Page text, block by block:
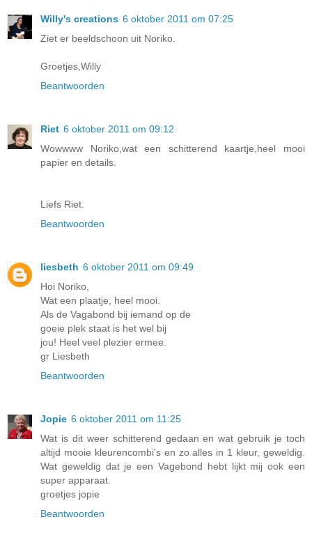
Willy's creations 6 oktober 2011 om 07:25
Ziet er beeldschoon uit Noriko.
Groetjes,Willy
Beantwoorden
Riet 6 oktober 2011 om 09:12
Wowwww Noriko,wat een schitterend kaartje,heel mooi
papier en details.
Liefs Riet.
Beantwoorden
liesbeth 6 oktober 2011 om 09:49
Hoi Noriko,
Wat een plaatje, heel mooi.
Als de Vagabond bij iemand op de
goeie plek staat is het wel bij
jou! Heel veel plezier ermee.
gr Liesbeth
Beantwoorden
Jopie 6 oktober 2011 om 11:25
Wat is dit weer schitterend gedaan en wat gebruik je toch
altijd mooie kleurencombi's en zo alles in 1 kleur, geweldig.
Wat geweldig dat je een Vagebond hebt lijkt mij ook een
super apparaat.
groetjes jopie
Beantwoorden